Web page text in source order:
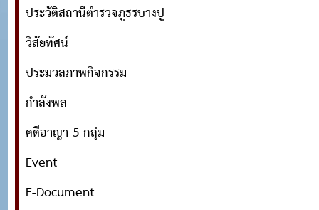
ประวัติสถานีตำรวจภูธรบางปู
วิสัยทัศน์
ประมวลภาพกิจกรรม
กำลังพล
คดีอาญา 5 กลุ่ม
Event
E-Document